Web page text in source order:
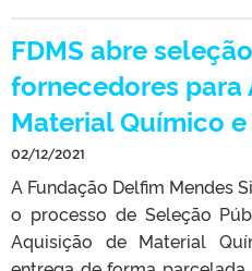
FDMS abre
fornecedores para
Material Químico
02/12/2021
A Fundação Delfim Mendes
o processo de Seleção
Aquisição de Material